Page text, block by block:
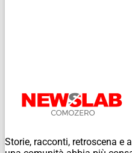
Storie, racconti, retroscena e